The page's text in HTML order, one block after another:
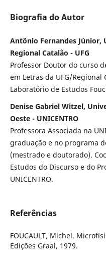
Biografia do Autor
Antônio Fernandes Júnior,
Regional Catalão - UFG
Professor Doutor do curso
em Letras da UFG/
Laboratório de Estudos
Denise Gabriel Witzel,
Oeste - UNICENTRO
Professora Associada na
graduação e no programa
(mestrado e doutorado).
Estudos do Discurso e do
UNICENTRO.
Referências
FOUCAULT, Michel.
Edições Graal, 1979.